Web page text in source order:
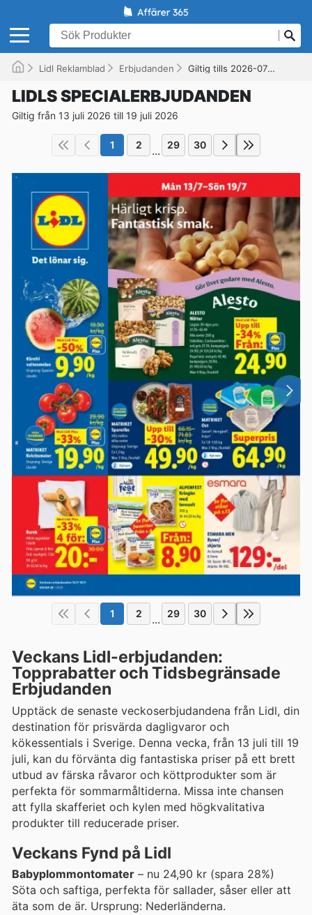
Lidl Reklamblad Erbjudanden Giltig tills 2026-07-19
LIDLS SPECIALERBJUDANDEN
Giltig från 13 juli 2026 till 19 juli 2026
1 2 ... 29 30
1 2 ... 29 30
Veckans Lidl-erbjudanden:
Topprabatter och Tidsbegränsade
Erbjudanden
Upptäck de senaste veckoserbjudandena från Lidl, din
destination för prisvärda dagligvaror och
kökessentials i Sverige. Denna vecka, från 13 juli till 19
juli, kan du förvänta dig fantastiska priser på ett brett
utbud av färska råvaror och köttprodukter som är
perfekta för sommarmåltiderna. Missa inte chansen
att fylla skafferiet och kylen med högkvalitativa
produkter till reducerade priser.
Veckans Fynd på Lidl
Babyplommontomater – nu 24,90 kr (spara 28%)
Söta och saftiga, perfekta för sallader, såser eller att
äta som de är. Ursprung: Nederländerna.